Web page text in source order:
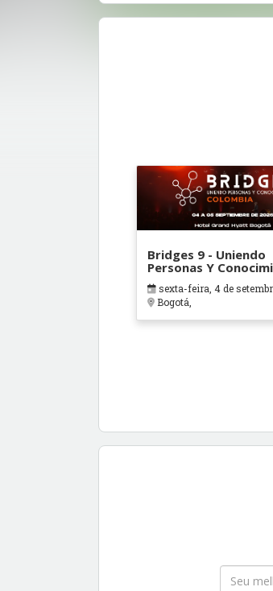
Bridges 9 - Uniendo
Personas Y
sexta-feira, 4 de
Bogotá,